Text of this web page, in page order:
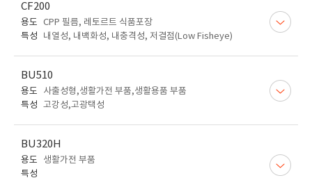
CF200
용도 CPP 필름, 레토르트 식품포장
특성
내열성, 내백화성, 내충격성, 저결점(Low Fisheye)
BU510
용도
사출성형,생활가전 부품,생활용품 부품
특성 고강성,고광택성
BU320H
용도
생활가전 부품
특성